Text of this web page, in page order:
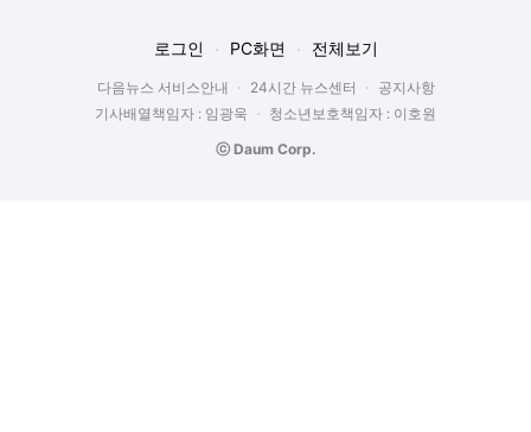
로그인 PC화면 전체보기
다음뉴스 서비스안내 24시간 뉴스센터
공지사항
기사배열책임자 : 임광욱
청소년보호책임자 : 이호원
ⓒ Daum Corp.